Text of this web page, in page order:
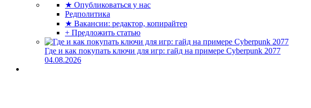
★ Опубликоваться у нас
Редполитика
★ Вакансии: редактор, копирайтер
+ Предложить статью
Где и как покупать ключи для игр: гайд на примере Cyberpunk 2077
04.08.2026